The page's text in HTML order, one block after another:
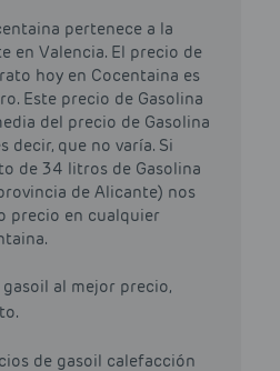
pertenece a la
en Valencia. El precio de
hoy en Cocentaina es
Este precio de Gasolina
del precio de Gasolina
decir, que no varía. Si
de 34 litros de Gasolina
de Alicante) nos
precio en cualquier
gasoil al mejor precio,
de gasoil calefacción